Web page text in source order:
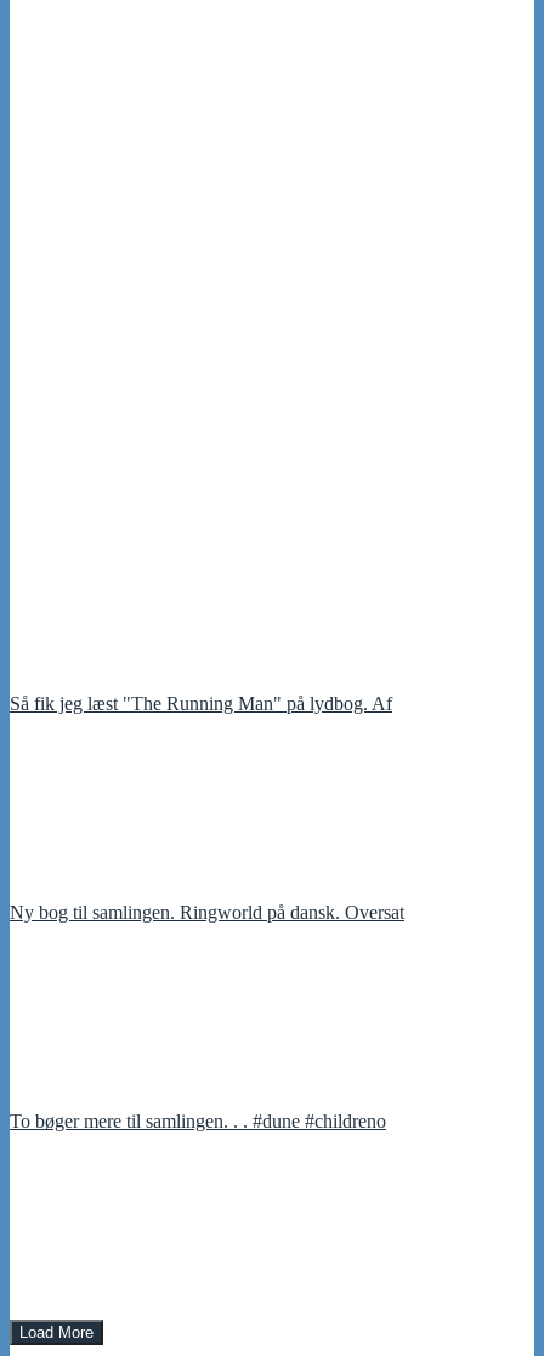
Så fik jeg læst "The Running Man" på lydbog. Af
Ny bog til samlingen. Ringworld på dansk. Oversat
To bøger mere til samlingen. . . #dune #childreno
Load More